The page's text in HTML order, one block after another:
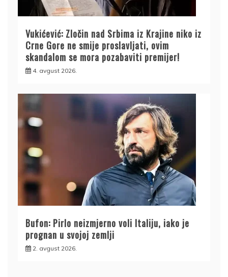
Vukićević: Zločin nad Srbima iz Krajine niko iz
Crne Gore ne smije proslavljati, ovim
skandalom se mora pozabaviti premijer!
4. avgust 2026.
Bufon: Pirlo neizmjerno voli Italiju, iako je
prognan u svojoj zemlji
2. avgust 2026.